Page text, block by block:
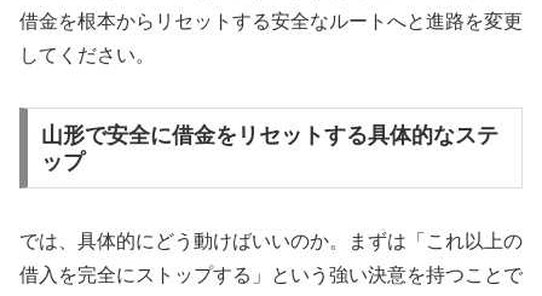
借金を根本からリセットする安全なルートへと進路を変更
してください。
山形で安全に借金をリセットする具体的なステ
ップ
では、具体的にどう動けばいいのか。まずは「これ以上の
借入を完全にストップする」という強い決意を持つことで